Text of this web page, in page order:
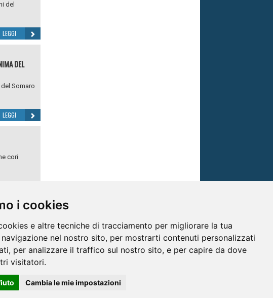
i cookies
e altre tecniche di tracciamento per migliorare la tua
nel nostro sito, per mostrarti contenuti personalizzati
per analizzare il traffico sul nostro sito, e per capire da dove
visitatori.
Cambia le mie impostazioni
del
LEGGI
DEL
Somaro
LEGGI
cori
Umbria Televisioni s.r.l. - P.I.00496230541 -